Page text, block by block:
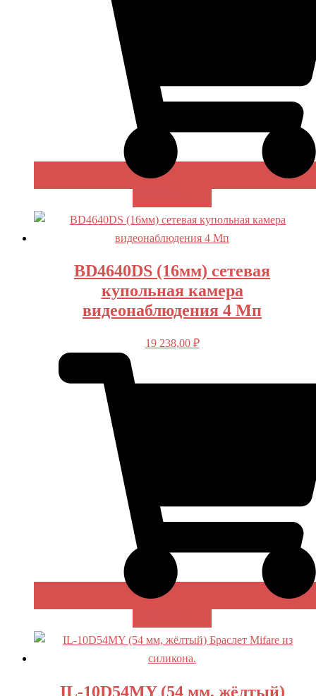
BD4640DS (16мм) сетевая
купольная камера
видеонаблюдения 4 Мп
19 238,00 ₽
IL-10D54MY (54 мм, жёлтый)